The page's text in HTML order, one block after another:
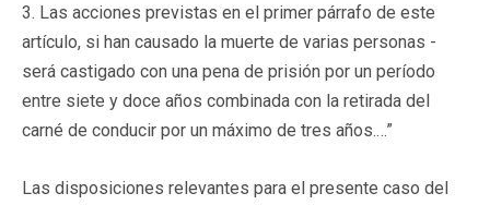
3. Las acciones previstas en el primer párrafo de este
artículo, si han causado la muerte de varias personas -
será castigado con una pena de prisión por un período
entre siete y doce años combinada con la retirada del
carné de conducir por un máximo de tres años.…”
Las disposiciones relevantes para el presente caso del